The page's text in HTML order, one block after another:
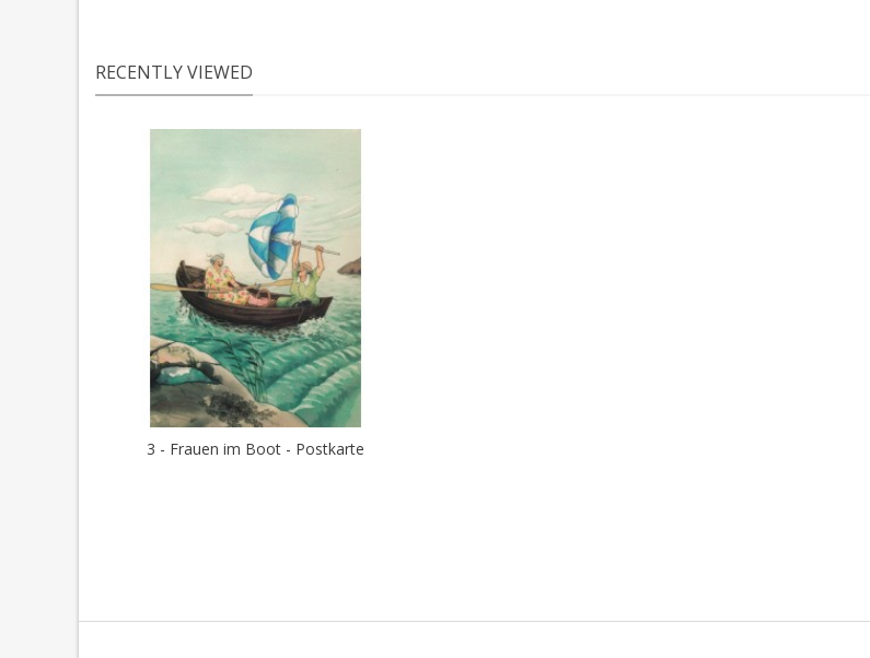
RECENTLY VIEWED
3 - Frauen im Boot - Postkarte